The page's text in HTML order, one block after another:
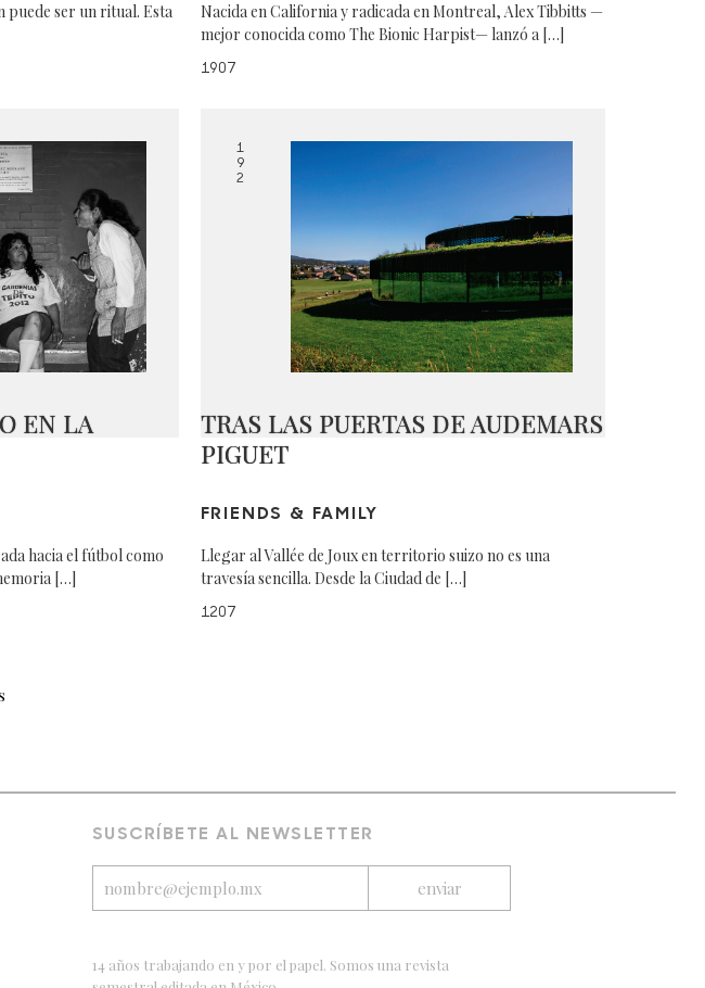
puede ser un ritual. Esta
Nacida en California y radicada en Montreal, Alex Tibbitts —
mejor conocida como The Bionic Harpist— lanzó a […]
1907
EN LA
hacia el fútbol como
[…]
1
9
2
TRAS LAS PUERTAS DE AUDEMARS
PIGUET
FRIENDS & FAMILY
Llegar al Vallée de Joux en territorio suizo no es una
travesía sencilla. Desde la Ciudad de […]
1207
SUSCRÍBETE AL NEWSLETTER
14 años trabajando en y por el papel. Somos una revista